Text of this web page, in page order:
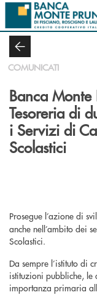
Salta al contenuto principale
COMUNICATI
Banca Monte
Tesoreria di
i Servizi di
Scolastici
Prosegue l’azione di
anche nell’ambito dei
Scolastici.
Da sempre l’istituto di
istituzioni pubbliche,
importanza primaria